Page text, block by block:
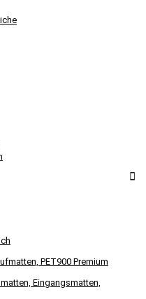
PET900 Premium
Eingangsmatten,